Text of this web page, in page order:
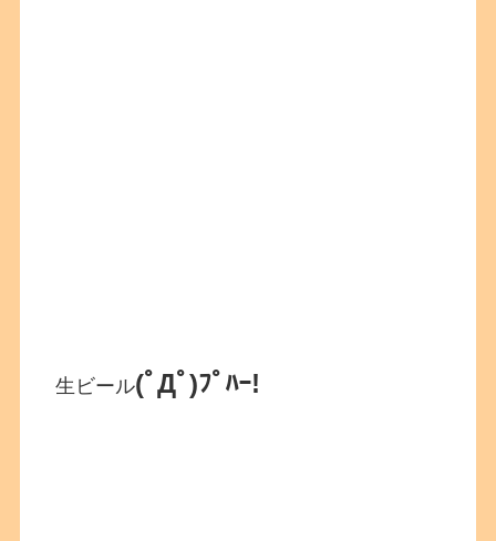
生ビール(ﾟДﾟ)ﾌﾟﾊｰ!